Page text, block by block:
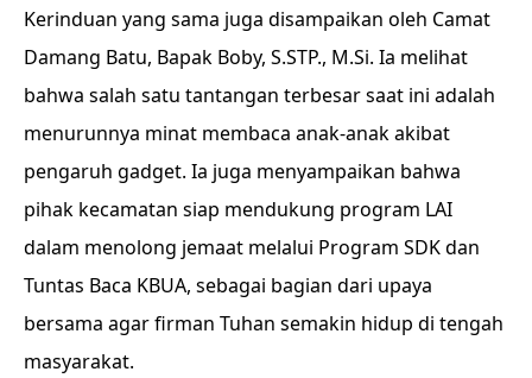
Kerinduan yang sama juga disampaikan oleh Camat
Damang Batu, Bapak Boby, S.STP., M.Si. Ia melihat
bahwa salah satu tantangan terbesar saat ini adalah
menurunnya minat membaca anak-anak akibat
pengaruh gadget. Ia juga menyampaikan bahwa
pihak kecamatan siap mendukung program LAI
dalam menolong jemaat melalui Program SDK dan
Tuntas Baca KBUA, sebagai bagian dari upaya
bersama agar firman Tuhan semakin hidup di tengah
masyarakat.